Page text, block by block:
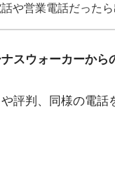
や営業電話だった
スウォーカーから
評判、同様の電話